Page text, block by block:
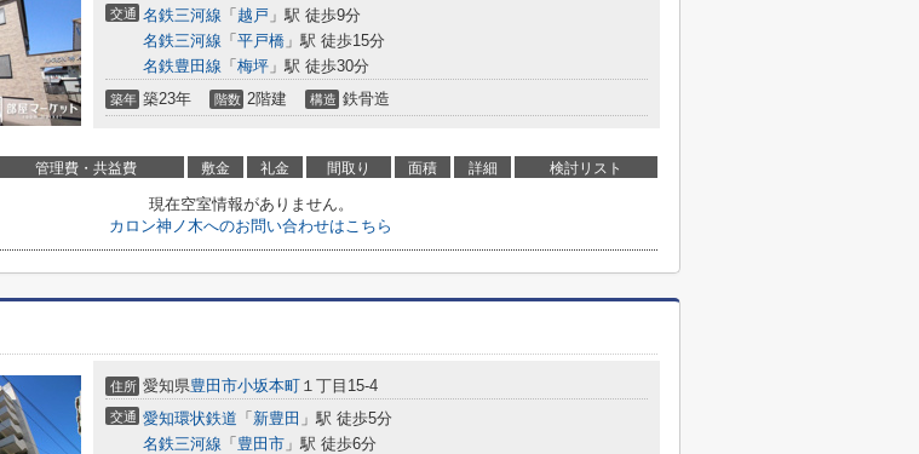
交通 名鉄三河線 「 越戸 」駅 徒歩9分
名鉄三河線 「 平戸橋 」駅 徒歩15分
名鉄豊田線 「 梅坪 」駅 徒歩30分
築年 築23年 階数 2階建 構造 鉄骨造
管理費・共益費 敷金 礼金 間取り 面積 詳細 検討リスト
現在空室情報がありません。
カロン神ノ木へのお問い合わせはこちら
住所 愛知県豊田市小坂本町 １丁目15-4
交通 愛知環状鉄道 「 新豊田 」駅 徒歩5分
名鉄三河線 「 豊田市 」駅 徒歩6分